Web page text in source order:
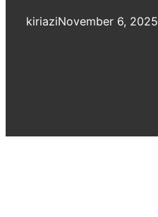
kiriaziNovember 6, 2025